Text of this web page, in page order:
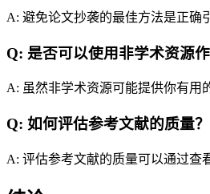
A: 避免论文抄袭的最佳方法是正确
Q: 是否可以使用非学术资源作
A: 虽然非学术资源可能提供你有用
Q: 如何评估参考文献的质量？
A: 评估参考文献的质量可以通过查